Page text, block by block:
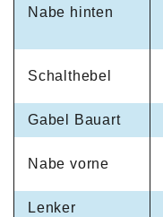
Nabe hinten
Schalthebel
Gabel Bauart
Nabe vorne
Lenker